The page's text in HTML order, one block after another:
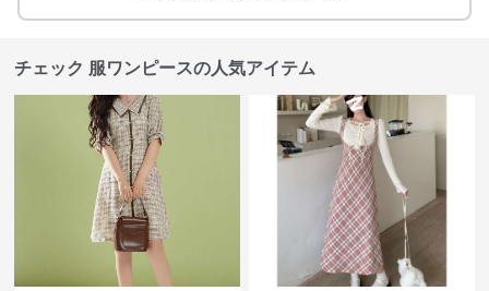
チェック 服ワンピースの人気アイテム